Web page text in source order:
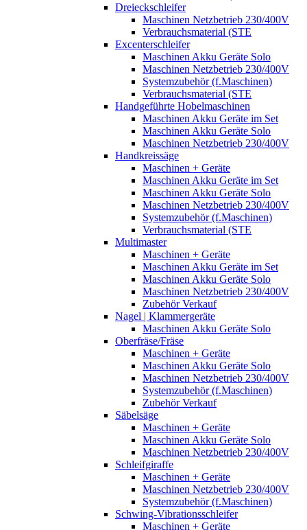
Dreieckschleifer
Maschinen Netzbetrieb 230/400V
Verbrauchsmaterial (STE
Excenterschleifer
Maschinen Akku Geräte Solo
Maschinen Netzbetrieb 230/400V
Systemzubehör (f.Maschinen)
Verbrauchsmaterial (STE
Handgeführte Hobelmaschinen
Maschinen Akku Geräte im Set
Maschinen Akku Geräte Solo
Maschinen Netzbetrieb 230/400V
Handkreissäge
Maschinen + Geräte
Maschinen Akku Geräte im Set
Maschinen Akku Geräte Solo
Maschinen Netzbetrieb 230/400V
Systemzubehör (f.Maschinen)
Verbrauchsmaterial (STE
Multimaster
Maschinen + Geräte
Maschinen Akku Geräte im Set
Maschinen Akku Geräte Solo
Maschinen Netzbetrieb 230/400V
Zubehör Verkauf
Nagel | Klammergeräte
Maschinen Akku Geräte Solo
Oberfräse/Fräse
Maschinen + Geräte
Maschinen Akku Geräte Solo
Maschinen Netzbetrieb 230/400V
Systemzubehör (f.Maschinen)
Zubehör Verkauf
Säbelsäge
Maschinen + Geräte
Maschinen Akku Geräte Solo
Maschinen Netzbetrieb 230/400V
Schleifgiraffe
Maschinen + Geräte
Maschinen Netzbetrieb 230/400V
Systemzubehör (f.Maschinen)
Schwing-Vibrationsschleifer
Maschinen + Geräte